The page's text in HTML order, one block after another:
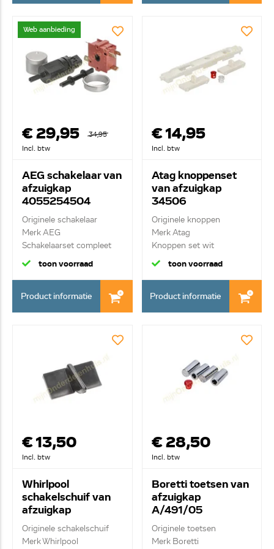
Web aanbieding
€ 29,95
34,95
Incl. btw
AEG schakelaar van
afzuigkap
4055254504
Originele schakelaar
Merk AEG
Schakelaarset compleet
toon voorraad
Product informatie
€ 14,95
Incl. btw
Atag knoppenset
van afzuigkap
34506
Originele knoppen
Merk Atag
Knoppen set wit
toon voorraad
Product informatie
€ 13,50
Incl. btw
Whirlpool
schakelschuif van
afzuigkap
C00098986
Originele schakelschuif
Merk Whirlpool
€ 28,50
Incl. btw
Boretti toetsen van
afzuigkap
A/491/05
Originele toetsen
Merk Boretti